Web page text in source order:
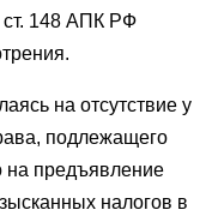
ст. 148 АПК РФ
на отсутствие у
подлежащего
на предъявление
налогов в